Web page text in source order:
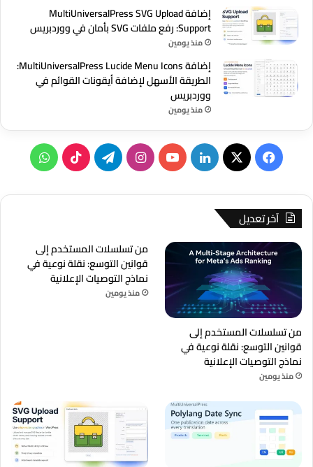
إضافة MultiUniversalPress SVG Upload
Support: رفع ملفات SVG بأمان في ووردبريس
منذ يومين
إضافة MultiUniversalPress Lucide Menu Icons:
الطريقة الأسهل لإضافة أيقونات القوائم في
ووردبريس
منذ يومين
فيسبوك
‫X لينكدإن‫YouTubeانستقرامتيلقرام‫TikTok
آخر تعديل
من تسلسلات المستخدم إلى
قوانين التوسع: نقلة نوعية في
نماذج التوصيات الإعلانية
منذ يومين
من تسلسلات المستخدم إلى
قوانين التوسع: نقلة نوعية في
نماذج التوصيات الإعلانية
منذ يومين